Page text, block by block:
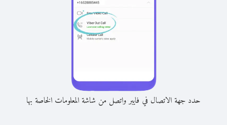
حدد جهة الاتصال في فايبر واتصل من شاشة المعلومات الخاصة بها